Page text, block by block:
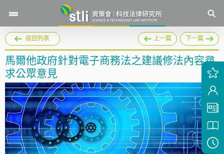
返回列表 上一篇 下一篇
馬爾他政府針對電子商務法之建議修法內容尋
求公眾意見